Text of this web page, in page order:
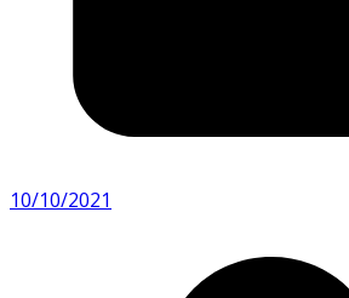
10/10/2021